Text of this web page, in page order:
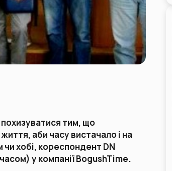
тим, що
аби часу вистачало і на
чи хобі, кореспондент DN
у компанії BogushTime.